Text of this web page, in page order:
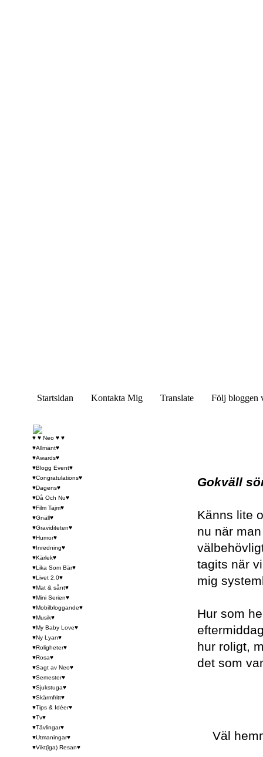
Startsidan Kontakta Mig Translate Följ bloggen
Gokväll
Känns lite
nu när
tagits när
mig
Hur som
hur roligt,
det som
Väl
♥ ♥ Neo ♥ ♥
♥Allmänt♥
♥Awards♥
♥Blogg Event♥
♥Congratulations♥
♥Dagens♥
♥Då Och Nu♥
♥Film Tajm♥
♥Gnäll♥
♥Graviditeten♥
♥Humor♥
♥Inredning♥
♥Kärlek♥
♥Lika Som Bär♥
♥Livet 2.0♥
♥Mat & sånt♥
♥Mini Serien♥
♥Mobilbloggande♥
♥Musik♥
♥My Baby Love♥
♥Ny Lyan♥
♥Roligheter♥
♥Rosa♥
♥Sagt av Neo♥
♥Semester♥
♥Sjukstuga♥
♥Skärmfritt♥
♥Tips & Idéer♥
♥Tv♥
♥Tävlingar♥
♥Utmaningar♥
♥Vikt(iga) Resan♥